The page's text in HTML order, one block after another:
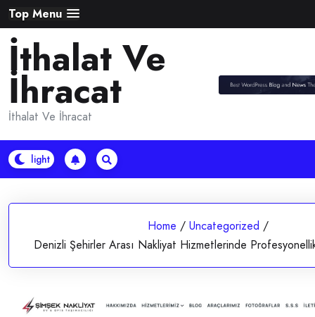
Skip
to
content
Top Menu
İthalat Ve
İhracat
İthalat Ve İhracat
Home / Uncategorized /
Denizli Şehirler Arası Nakliyat Hizmetlerinde